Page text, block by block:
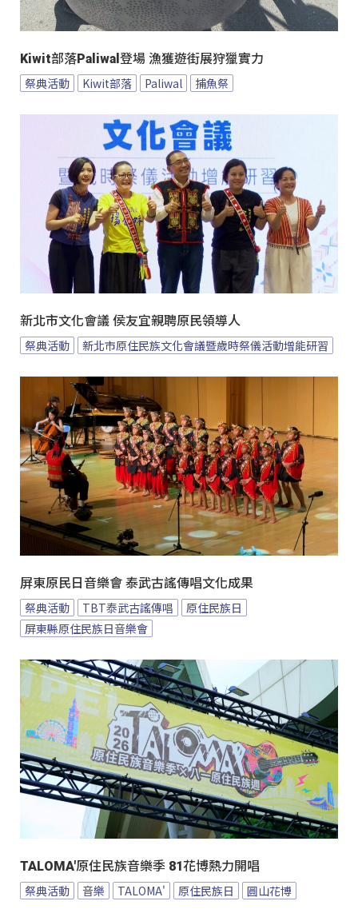
Kiwit部落Paliwal登場 漁獲遊街展狩獵實力
祭典活動 Kiwit部落 Paliwal 捕魚祭
新北市文化會議 侯友宜親聘原民領導人
祭典活動 新北市原住民族文化會議暨歲時祭儀活動增能研習
屏東原民日音樂會 泰武古謠傳唱文化成果
祭典活動 TBT泰武古謠傳唱
原住民族日
屏東縣原住民族日音樂會
TALOMA'原住民族音樂季 81花博熱力開唱
祭典活動 音樂 TALOMA' 原住民族日 圓山花博